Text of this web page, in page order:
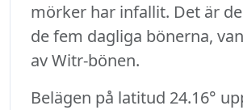
mörker har infallit. Det är
de fem dagliga bönerna,
av Witr-bönen.
Belägen på latitud 24.16°